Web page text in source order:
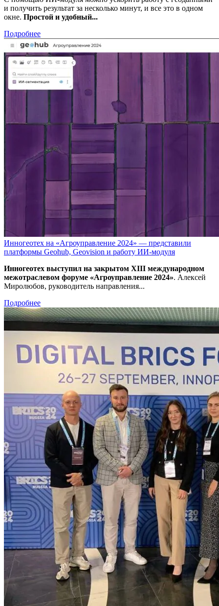
и получить результат за несколько минут, и все это в одном
окне. Простой и удобный...
Подробнее
Инногеотех на «Агроуправление 2024» — представили
платформы Geohub, Geovision и работу ИИ-модуля
Инногеотех выступил на закрытом XIII международном
межотраслевом форуме «Агроуправление 2024». Алексей
Миролюбов, руководитель направления...
Подробнее